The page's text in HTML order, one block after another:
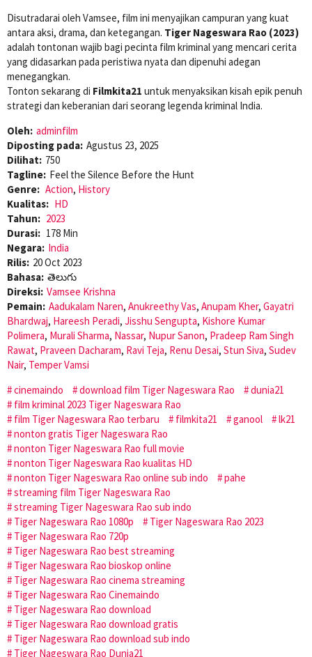
Disutradarai oleh Vamsee, film ini menyajikan campuran yang kuat
antara aksi, drama, dan ketegangan. Tiger Nageswara Rao (2023)
adalah tontonan wajib bagi pecinta film kriminal yang mencari cerita
yang didasarkan pada peristiwa nyata dan dipenuhi adegan
menegangkan.
Tonton sekarang di Filmkita21 untuk menyaksikan kisah epik penuh
strategi dan keberanian dari seorang legenda kriminal India.
Oleh: adminfilm
Diposting pada: Agustus 23, 2025
Dilihat: 750
Tagline: Feel the Silence Before the Hunt
Genre: Action, History
Kualitas: HD
Tahun: 2023
Durasi: 178 Min
Negara: India
Rilis: 20 Oct 2023
Bahasa: తెలుగు
Direksi: Vamsee Krishna
Pemain: Aadukalam Naren, Anukreethy Vas, Anupam Kher, Gayatri
Bhardwaj, Hareesh Peradi, Jisshu Sengupta, Kishore Kumar
Polimera, Murali Sharma, Nassar, Nupur Sanon, Pradeep Ram Singh
Rawat, Praveen Dacharam, Ravi Teja, Renu Desai, Stun Siva, Sudev
Nair, Temper Vamsi
cinemaindo
download film Tiger Nageswara Rao
dunia21
film kriminal 2023 Tiger Nageswara Rao
film Tiger Nageswara Rao terbaru
filmkita21 ganool
lk21
nonton gratis Tiger Nageswara Rao
nonton Tiger Nageswara Rao full movie
nonton Tiger Nageswara Rao kualitas HD
nonton Tiger Nageswara Rao online sub indo
pahe
streaming film Tiger Nageswara Rao
streaming Tiger Nageswara Rao sub indo
Tiger Nageswara Rao 1080p
Tiger Nageswara Rao 2023
Tiger Nageswara Rao 720p
Tiger Nageswara Rao best streaming
Tiger Nageswara Rao bioskop online
Tiger Nageswara Rao cinema streaming
Tiger Nageswara Rao Cinemaindo
Tiger Nageswara Rao download
Tiger Nageswara Rao download gratis
Tiger Nageswara Rao download sub indo
Tiger Nageswara Rao Dunia21